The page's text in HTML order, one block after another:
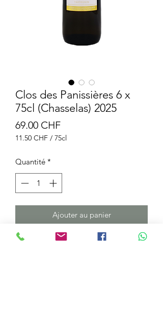
Clos des Panissières 6 x
75cl (Chasselas) 2025
69.00 CHFPrix
11.50 CHF / 75cl
75
Centilitres
Quantité *
Ajouter au panier